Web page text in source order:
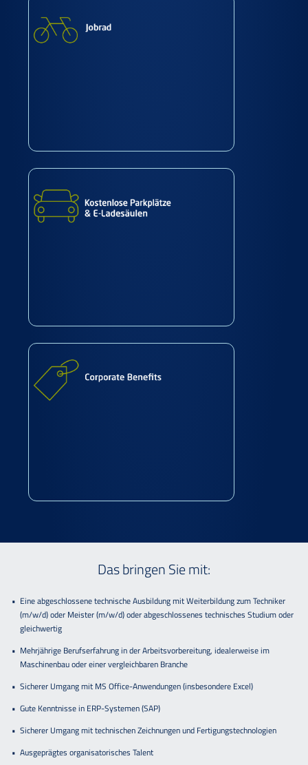
Das bringen Sie mit:
Eine abgeschlossene technische Ausbildung mit Weiterbildung zum Techniker
(m/w/d) oder Meister (m/w/d) oder abgeschlossenes technisches Studium oder
gleichwertig
Mehrjährige Berufserfahrung in der Arbeitsvorbereitung, idealerweise im
Maschinenbau oder einer vergleichbaren Branche
Sicherer Umgang mit MS Office-Anwendungen (insbesondere Excel)
Gute Kenntnisse in ERP-Systemen (SAP)
Sicherer Umgang mit technischen Zeichnungen und Fertigungstechnologien
Ausgeprägtes organisatorisches Talent